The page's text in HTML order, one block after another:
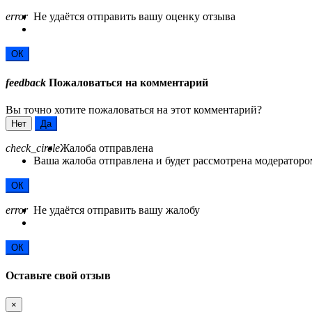
error Не удаётся отправить вашу оценку отзыва
ОК
feedback Пожаловаться на комментарий
Вы точно хотите пожаловаться на этот комментарий?
Нет Да
check_circleЖалоба отправлена
Ваша жалоба отправлена и будет рассмотрена
ОК
error Не удаётся отправить вашу жалобу
ОК
Оставьте свой отзыв
×